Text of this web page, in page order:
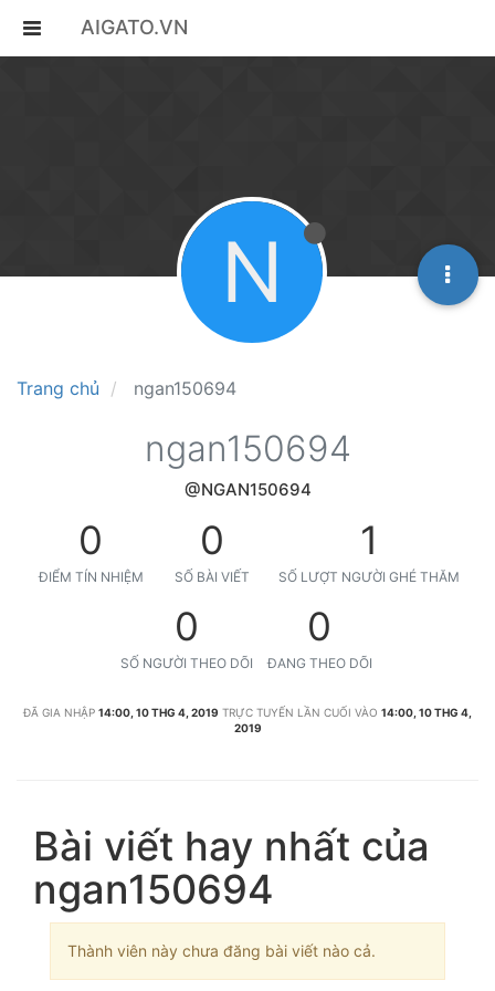
AIGATO.VN
Trang chủ ngan150694
N
ngan150694
@NGAN150694
0
ĐIỂM TÍN NHIỆM
0
SỐ BÀI VIẾT
1
SỐ LƯỢT NGƯỜI GHÉ THĂM
0
SỐ NGƯỜI THEO DÕI
0
ĐANG THEO DÕI
ĐÃ GIA NHẬP 14:00, 10 THG 4, 2019 TRỰC TUYẾN LẦN CUỐI VÀO 14:00, 10 THG 4,
2019
Bài viết hay nhất của
ngan150694
Thành viên này chưa đăng bài viết nào cả.